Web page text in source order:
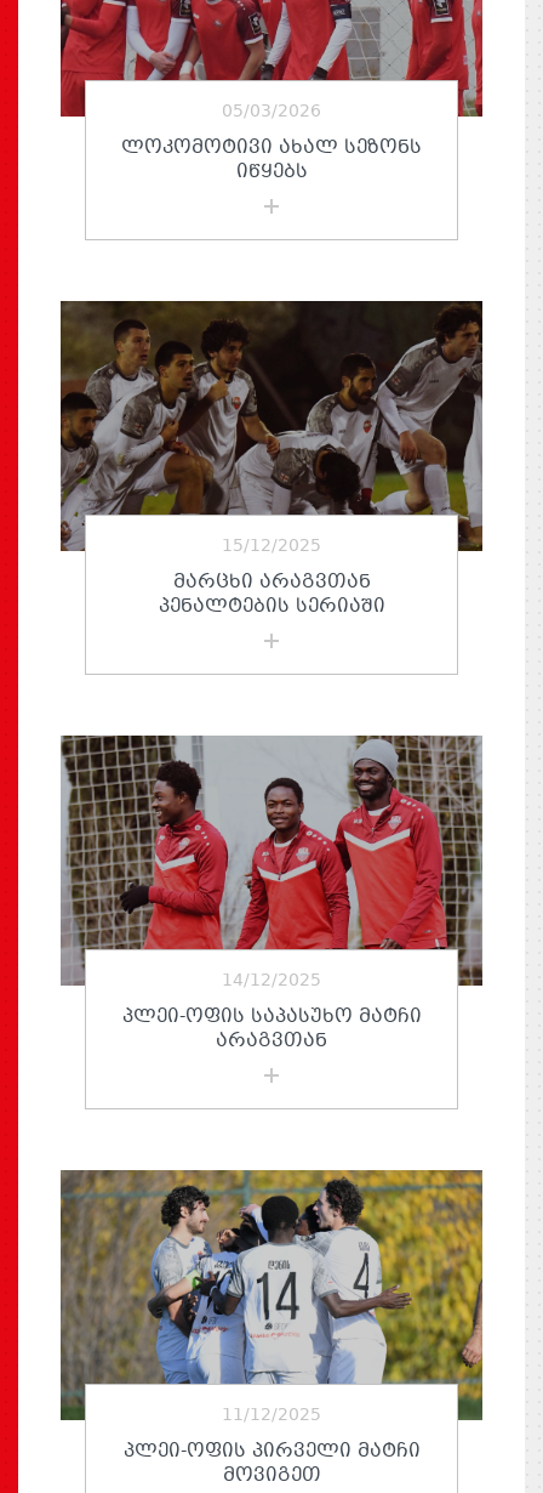
05/03/2026
ᲚᲝᲙᲝᲛᲝᲢᲘᲕᲘ ᲐᲮᲐᲚ ᲡᲔᲖᲝᲜᲡ
ᲘᲬᲧᲔᲑᲡ
15/12/2025
ᲛᲐᲠᲪᲮᲘ ᲐᲠᲐᲒᲕᲗᲐᲜ
ᲞᲔᲜᲐᲚᲢᲔᲑᲘᲡ ᲡᲔᲠᲘᲐᲨᲘ
14/12/2025
ᲞᲚᲔᲘ-ᲝᲤᲘᲡ ᲡᲐᲞᲐᲡᲣᲮᲝ ᲛᲐᲢᲩᲘ
ᲐᲠᲐᲒᲕᲗᲐᲜ
11/12/2025
ᲞᲚᲔᲘ-ᲝᲤᲘᲡ ᲞᲘᲠᲕᲔᲚᲘ ᲛᲐᲢᲩᲘ
ᲛᲝᲕᲘᲒᲔᲗ